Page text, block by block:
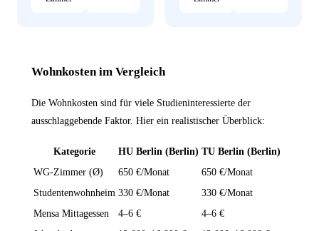
Wohnkosten im Vergleich
Die Wohnkosten sind für viele Studieninteressierte der
ausschlaggebende Faktor. Hier ein realistischer Überblick:
Kategorie HU Berlin (Berlin) TU Berlin (Berlin)
WG-Zimmer (Ø)
650 €/Monat
650 €/Monat
Studentenwohnheim 330 €/Monat
330 €/Monat
Mensa Mittagessen
4–6 €
4–6 €